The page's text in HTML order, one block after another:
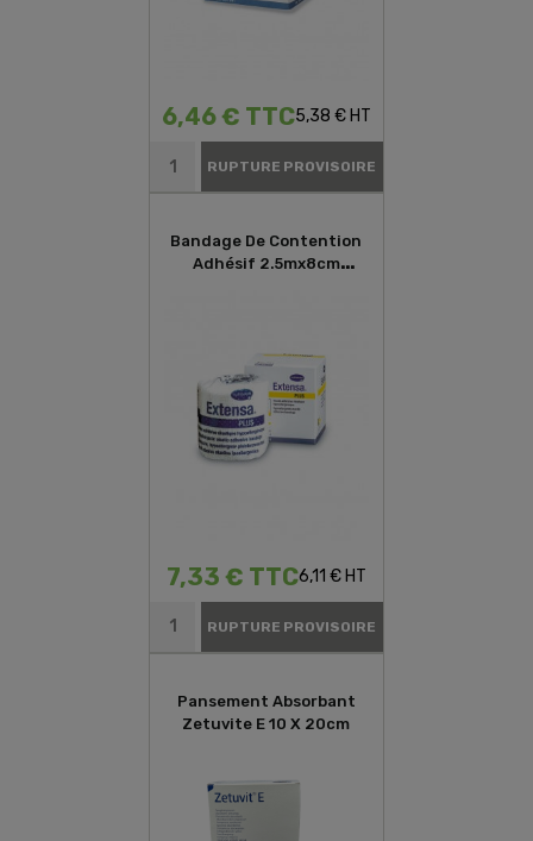
6,46 € TTC5,38 € HT
RUPTURE PROVISOIRE
Bandage De Contention
Adhésif 2.5mx8cm
7,33 € TTC6,11 € HT
RUPTURE PROVISOIRE
Pansement Absorbant
Zetuvite E 10 X 20cm